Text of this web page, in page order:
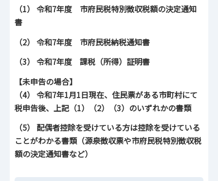
（1） 令和7年度 市府民税特別徴収税額の決定通知
書
（2） 令和7年度 市府民税納税通知書
（3） 令和7年度 課税（所得）証明書
【未申告の場合】
（4） 令和7年1月1日現在、住民票がある市町村にて
税申告後、上記（1）（2）（3）のいずれかの書類
（5） 配偶者控除を受けている方は控除を受けている
ことがわかる書類（源泉徴収票や市府民税特別徴収税
額の決定通知書など）